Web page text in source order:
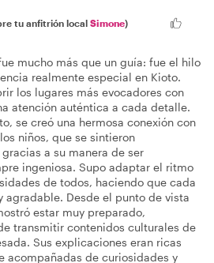
tu anfitrión local Simone)
mucho más que un guía: fue el hilo
realmente especial en Kioto.
los lugares más evocadores con
atención auténtica a cada detalle.
se creó una hermosa conexión con
niños, que se sintieron
a su manera de ser
ingeniosa. Supo adaptar el ritmo
de todos, haciendo que cada
agradable. Desde el punto de vista
estar muy preparado,
transmitir contenidos culturales de
Sus explicaciones eran ricas
acompañadas de curiosidades y